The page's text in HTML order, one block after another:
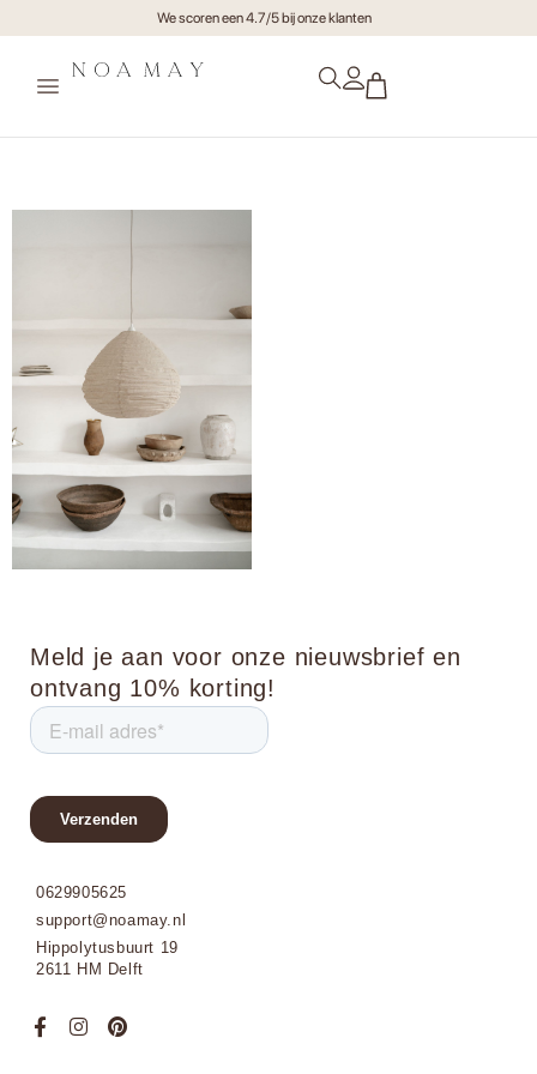
We scoren een 4.7/5 bij onze klanten
Meld je aan voor onze nieuwsbrief en
ontvang 10% korting!
0629905625
support@noamay.nl
Hippolytusbuurt 19
2611 HM Delft